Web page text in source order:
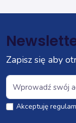
Zapisz się aby
Akceptuję